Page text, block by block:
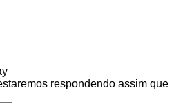
respondendo assim que